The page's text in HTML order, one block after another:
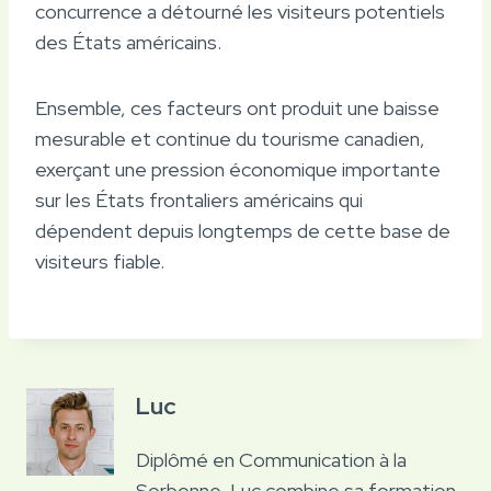
concurrence a détourné les visiteurs potentiels
des États américains.
Ensemble, ces facteurs ont produit une baisse
mesurable et continue du tourisme canadien,
exerçant une pression économique importante
sur les États frontaliers américains qui
dépendent depuis longtemps de cette base de
visiteurs fiable.
Luc
Diplômé en Communication à la